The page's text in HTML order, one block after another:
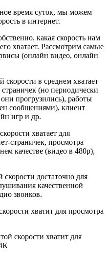
время суток, мы можем
в интернет.
какая скорость нам
хватает. Рассмотрим самые
(онлайн видео, онлайн
скорости в среднем хватает
(но периодически
прогрузились), работы
сообщениями), клиент
игр и др.
хватает для
страничек, просмотра
качестве (видео в 480р),
скорости достаточно для
качественной
звонков.
хватит для просмотра
скорости хватит для